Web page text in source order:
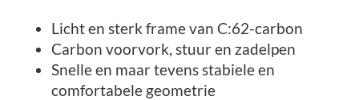
Licht en sterk frame van C:62-carbon
Carbon voorvork, stuur en zadelpen
Snelle en maar tevens stabiele en
comfortabele geometrie